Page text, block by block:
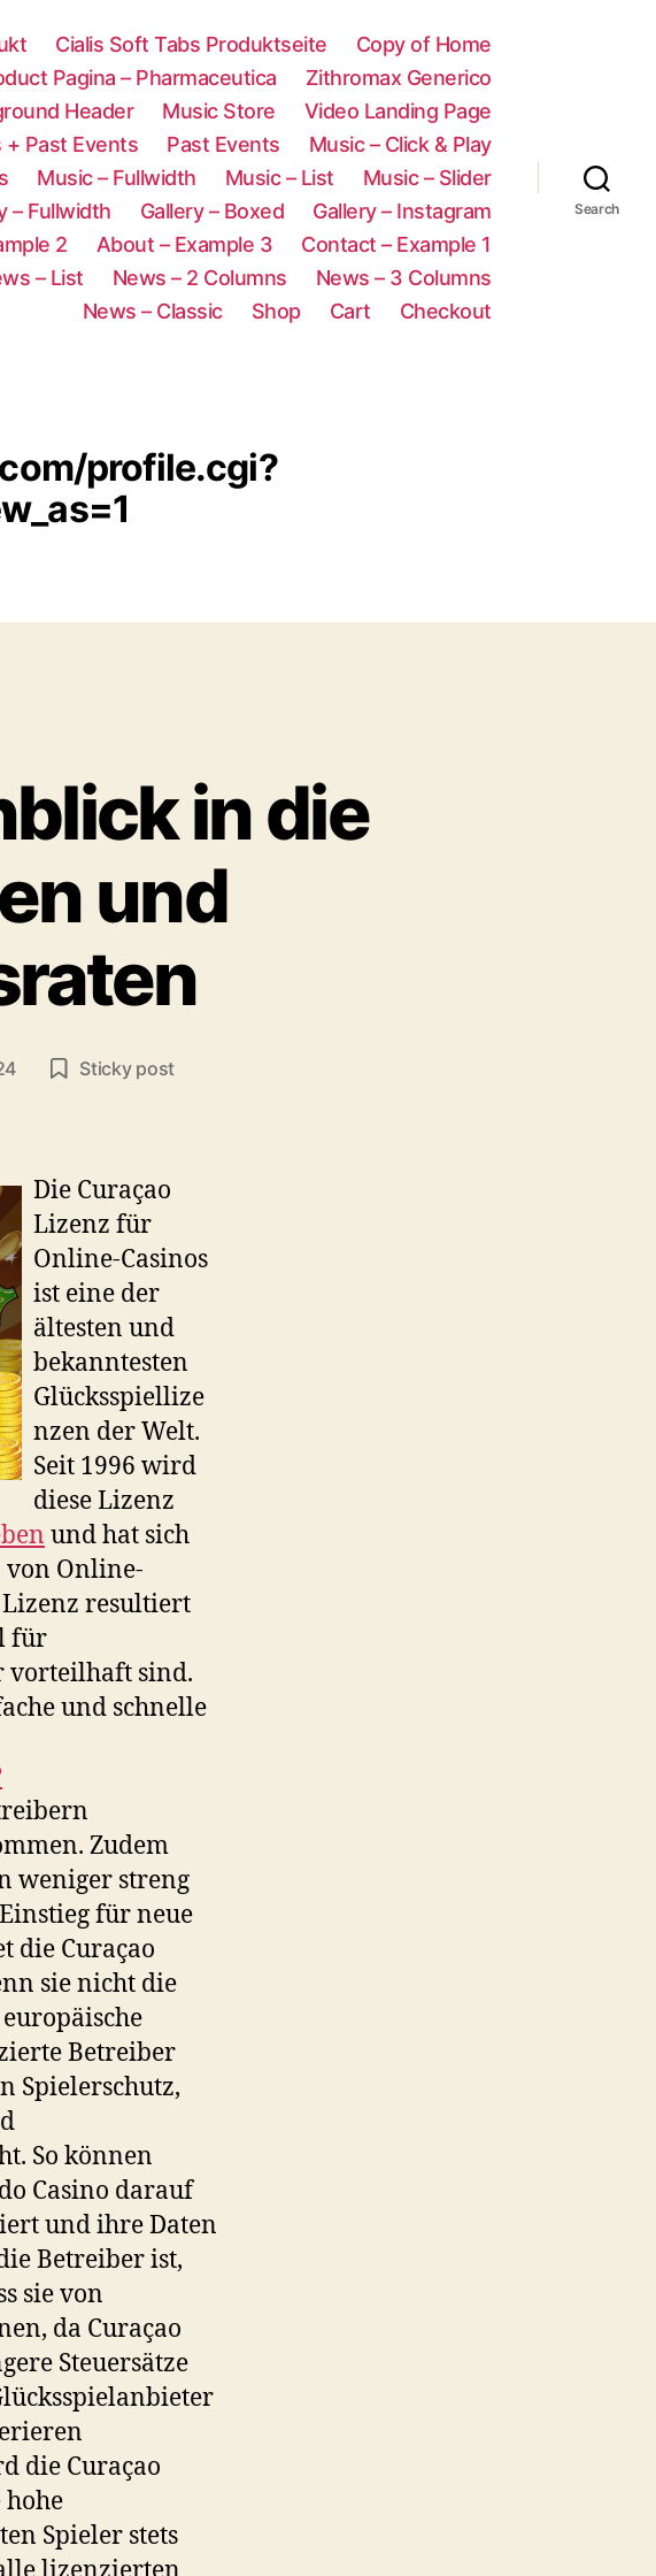
Cialis Soft Tabs Produktseite
Copy of Home
Pagina – Pharmaceutica
Zithromax Generico
Header Music Store
Video Landing Page
+ Past Events Past Events
Music – Click & Play
Music – Fullwidth Music – List
Music – Slider
– Fullwidth Gallery – Boxed
Gallery – Instagram
2 About – Example 3
Contact – Example 1
– List News – 2 Columns
News – 3 Columns
News – Classic
Shop Cart Checkout
Search
profile.cgi?
in die
und
Sticky post
Die Curaçao
Lizenz für
Online-Casinos
ist eine der
ältesten und
bekanntesten
Glücksspiellize
nzen der Welt.
Seit 1996 wird
diese Lizenz
und hat sich
von Online-
Lizenz resultiert
für
vorteilhaft sind.
und schnelle
Zudem
weniger streng
für neue
die Curaçao
sie nicht die
Betreiber
Spielerschutz,
So können
Casino darauf
und ihre Daten
Betreiber ist,
sie von
da Curaçao
Steuersätze
die Curaçao
Spieler stets